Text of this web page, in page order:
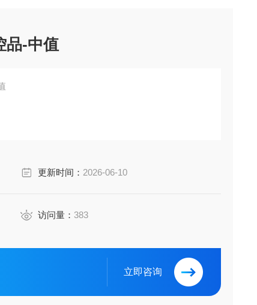
品-中值
更新时间： 2026-06-10
访问量： 383
立即咨询